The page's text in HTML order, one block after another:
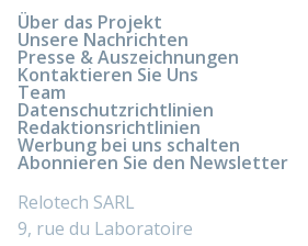
Über das Projekt
Unsere Nachrichten
Presse & Auszeichnungen
Kontaktieren Sie Uns
Team
Datenschutzrichtlinien
Redaktionsrichtlinien
Werbung bei uns schalten
Abonnieren Sie den Newsletter
Relotech SARL
9, rue du Laboratoire